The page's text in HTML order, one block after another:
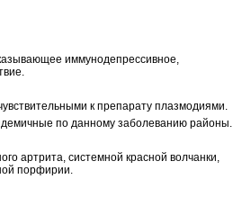
иммунодепрессивное,
к препарату плазмодиями.
по данному заболеванию районы.
артрита, системной красной волчанки,
порфирии.